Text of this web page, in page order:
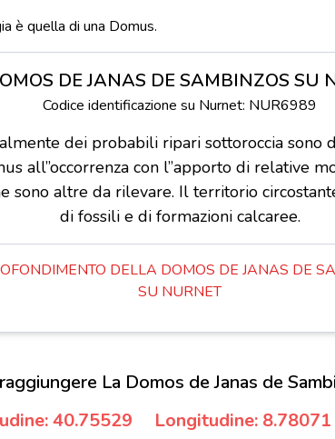
è quella di una Domus.
DE JANAS DE SAMBINZOS SU
Codice identificazione su Nurnet: NUR6989
dei probabili ripari sottoroccia sono
all”occorrenza con l”apporto di relative
sono altre da rilevare. Il territorio
di fossili e di formazioni calcaree.
DELLA DOMOS DE JANAS DE
SU NURNET
La Domos de Janas de
40.75529
Longitudine: 8.78071